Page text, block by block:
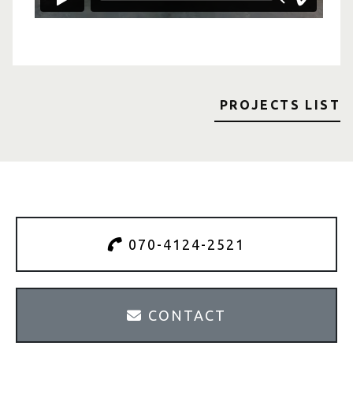
PROJECTS LIST
070-4124-2521
CONTACT